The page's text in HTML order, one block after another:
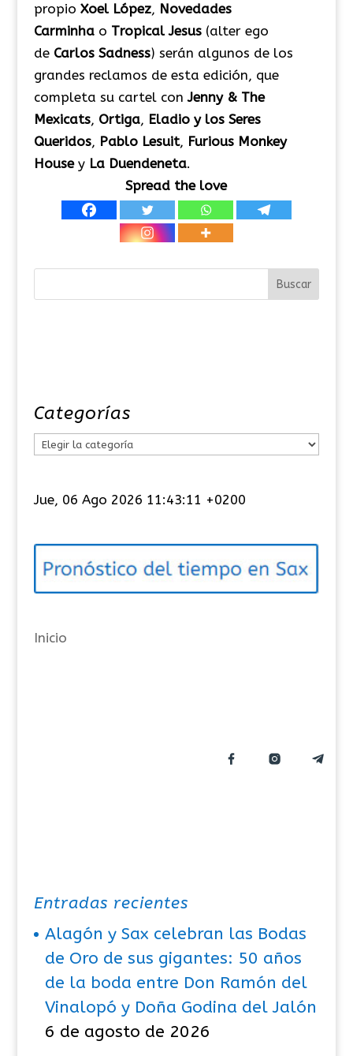
propio Xoel López, Novedades
Carminhao Tropical Jesus(alter ego
deCarlos Sadness) serán algunos de los
grandes reclamos de esta edición, que
completa su cartel conJenny & The
Mexicats, Ortiga, Eladio y los Seres
Queridos, Pablo Lesuit, Furious Monkey
House y La Duendeneta.
Spread the love
Categorías
e
o
í
s
Jue, 06 Ago 2026 11:43:11 +0200
Inicio
Entradas recientes
Alagón y Sax celebran las Bodas
de Oro de sus gigantes: 50 años
de la boda entre Don Ramón del
Vinalopó y Doña Godina del Jalón
6 de agosto de 2026